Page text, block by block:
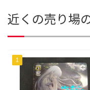
近くの売り場